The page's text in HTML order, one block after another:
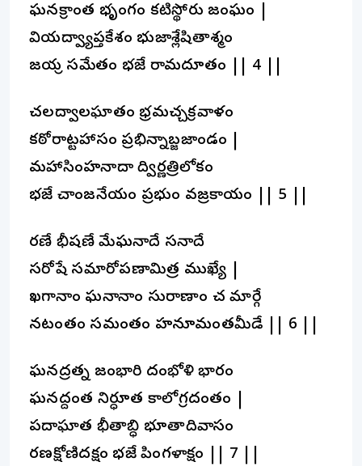
ఘనక్రాంత భృంగం కటిస్థోరు జంఘం |
వియద్వ్యాప్తకేశం భుజాశ్లేషితాశ్మం
జయశ్రీ సమేతం భజే రామదూతం || 4 ||
చలద్వాలఘాతం భ్రమచ్చక్రవాళం
కఠోరాట్టహాసం ప్రభిన్నాబ్జజాండం |
మహాసింహనాదా ద్విశీర్ణత్రిలోకం
భజే చాంజనేయం ప్రభుం వజ్రకాయం || 5 ||
రణే భీషణే మేఘనాదే సనాదే
సరోషే సమారోపణామిత్ర ముఖ్యే |
ఖగానాం ఘనానాం సురాణాం చ మార్గే
నటంతం సమంతం హనూమంతమీడే || 6 ||
ఘనద్రత్న జంభారి దంభోళి భారం
ఘనద్దంత నిర్ధూత కాలోగ్రదంతం |
పదాఘాత భీతాబ్ధి భూతాదివాసం
రణక్షోణిదక్షం భజే పింగళాక్షం || 7 ||